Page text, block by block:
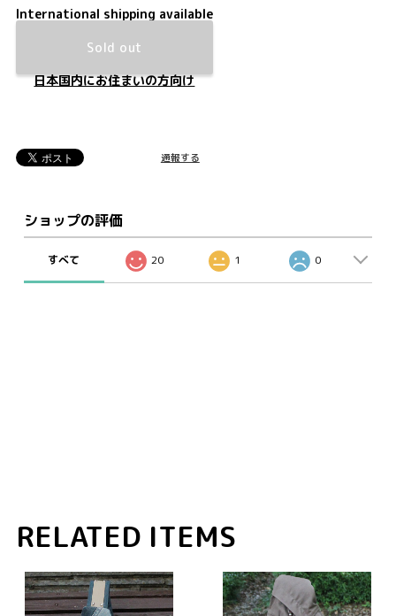
International shipping available
Sold out
日本国内にお住まいの方向け
通報する
ショップの評価
すべて 20 1 0
RELATED ITEMS